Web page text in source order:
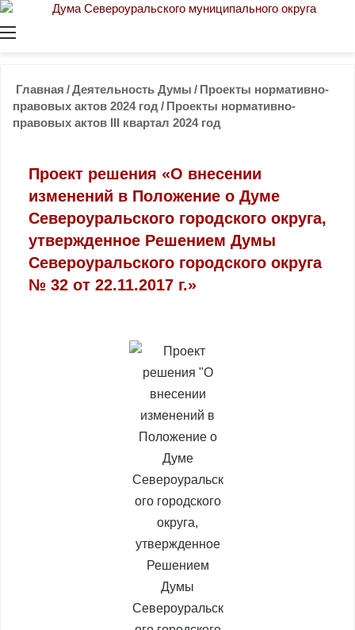
Главная /Деятельность Думы / Проекты нормативно-
правовых актов 2024 год / Проекты нормативно-
правовых актов III квартал 2024 год
Проект решения «О внесении
изменений в Положение о Думе
Североуральского городского округа,
утвержденное Решением Думы
Североуральского городского округа
№ 32 от 22.11.2017 г.»